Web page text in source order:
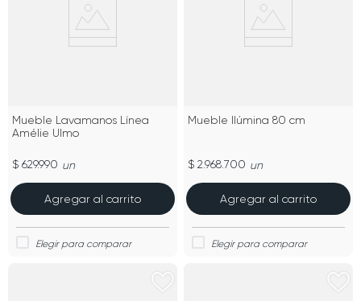
Mueble Lavamanos Línea
Amélie Ulmo
$ 629.990 un
Agregar al carrito
Mueble Ilúmina 80 cm
$ 2.968.700 un
Agregar al carrito